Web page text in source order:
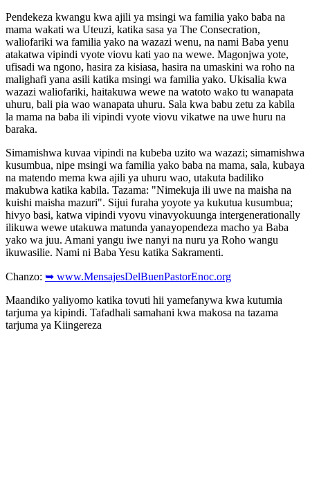
Pendekeza kwangu kwa ajili ya msingi wa familia yako baba na
mama wakati wa Uteuzi, katika sasa ya The Consecration,
waliofariki wa familia yako na wazazi wenu, na nami Baba yenu
atakatwa vipindi vyote viovu kati yao na wewe. Magonjwa yote,
ufisadi wa ngono, hasira za kisiasa, hasira na umaskini wa roho na
malighafi yana asili katika msingi wa familia yako. Ukisalia kwa
wazazi waliofariki, haitakuwa wewe na watoto wako tu wanapata
uhuru, bali pia wao wanapata uhuru. Sala kwa babu zetu za kabila
la mama na baba ili vipindi vyote viovu vikatwe na uwe huru na
baraka.
Simamishwa kuvaa vipindi na kubeba uzito wa wazazi; simamishwa
kusumbua, nipe msingi wa familia yako baba na mama, sala, kubaya
na matendo mema kwa ajili ya uhuru wao, utakuta badiliko
makubwa katika kabila. Tazama: "Nimekuja ili uwe na maisha na
kuishi maisha mazuri". Sijui furaha yoyote ya kukutua kusumbua;
hivyo basi, katwa vipindi vyovu vinavyokuunga intergenerationally
ilikuwa wewe utakuwa matunda yanayopendeza macho ya Baba
yako wa juu. Amani yangu iwe nanyi na nuru ya Roho wangu
ikuwasilie. Nami ni Baba Yesu katika Sakramenti.
Chanzo: ➥ www.MensajesDelBuenPastorEnoc.org
Maandiko yaliyomo katika tovuti hii yamefanywa kwa kutumia
tarjuma ya kipindi. Tafadhali samahani kwa makosa na tazama
tarjuma ya Kiingereza